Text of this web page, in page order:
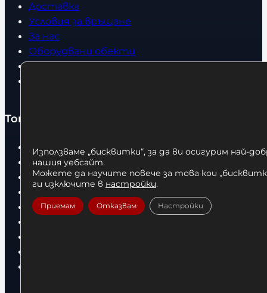
Доставка
Условия за връщане
За нас
Оборудвани обекти
Контакти
Топ категории
Бокс
Боксови чували
Боксови ръкавици
Дрехи
Детски дрехи
Използваме „бисквитки“, за да ви осигурим най-
нашия уебсайт.
Можете да научите повече за това кои
ги изключите в настройки.
Приемам Отказвам Настройки